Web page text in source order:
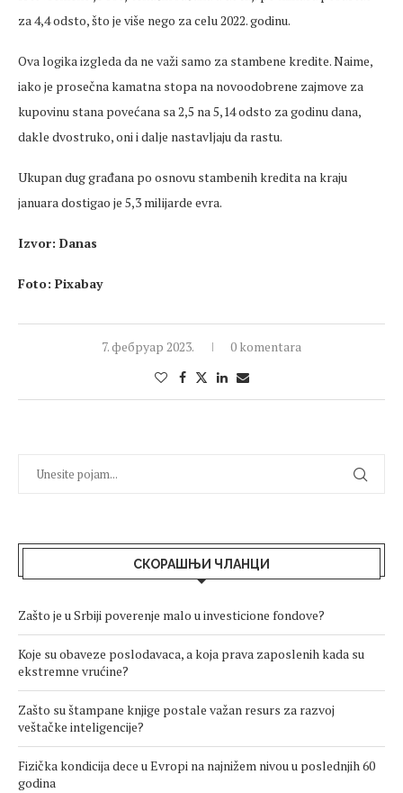
za 4,4 odsto, što je više nego za celu 2022. godinu.
Ova logika izgleda da ne važi samo za stambene kredite. Naime,
iako je prosečna kamatna stopa na novoodobrene zajmove za
kupovinu stana povećana sa 2,5 na 5,14 odsto za godinu dana,
dakle dvostruko, oni i dalje nastavljaju da rastu.
Ukupan dug građana po osnovu stambenih kredita na kraju
januara dostigao je 5,3 milijarde evra.
Izvor: Danas
Foto: Pixabay
7. фебруар 2023. 0 komentara
СКОРАШЊИ ЧЛАНЦИ
Zašto je u Srbiji poverenje malo u investicione fondove?
Koje su obaveze poslodavaca, a koja prava zaposlenih kada su
ekstremne vrućine?
Zašto su štampane knjige postale važan resurs za razvoj
veštačke inteligencije?
Fizička kondicija dece u Evropi na najnižem nivou u poslednjih 60
godina